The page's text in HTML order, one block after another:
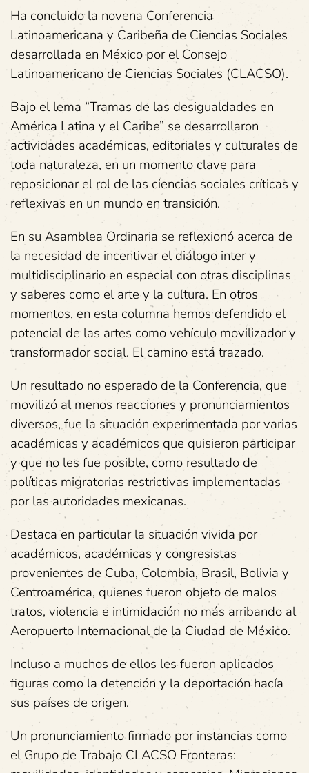
Ha concluido la novena Conferencia
Latinoamericana y Caribeña de Ciencias Sociales
desarrollada en México por el Consejo
Latinoamericano de Ciencias Sociales (CLACSO).
Bajo el lema “Tramas de las desigualdades en
América Latina y el Caribe” se desarrollaron
actividades académicas, editoriales y culturales de
toda naturaleza, en un momento clave para
reposicionar el rol de las ciencias sociales críticas y
reflexivas en un mundo en transición.
En su Asamblea Ordinaria se reflexionó acerca de
la necesidad de incentivar el diálogo inter y
multidisciplinario en especial con otras disciplinas
y saberes como el arte y la cultura. En otros
momentos, en esta columna hemos defendido el
potencial de las artes como vehículo movilizador y
transformador social. El camino está trazado.
Un resultado no esperado de la Conferencia, que
movilizó al menos reacciones y pronunciamientos
diversos, fue la situación experimentada por varias
académicas y académicos que quisieron participar
y que no les fue posible, como resultado de
políticas migratorias restrictivas implementadas
por las autoridades mexicanas.
Destaca en particular la situación vivida por
académicos, académicas y congresistas
provenientes de Cuba, Colombia, Brasil, Bolivia y
Centroamérica, quienes fueron objeto de malos
tratos, violencia e intimidación no más arribando al
Aeropuerto Internacional de la Ciudad de México.
Incluso a muchos de ellos les fueron aplicados
figuras como la detención y la deportación hacía
sus países de origen.
Un pronunciamiento firmado por instancias como
el Grupo de Trabajo CLACSO Fronteras: